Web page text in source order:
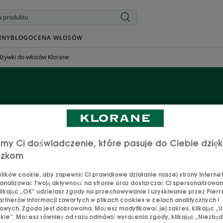
BLOGOCENA WŁOSÓW
do włosów Klorane
do włosów
ułatwią rozczesywanie i sprawiają, że włosy będą
jest ekspresowe, a różnica po zastosowaniu
spełnią wszystkie Twoje potrzeby i sprawią, że
szczęściem!
Ci doświadczenie, które pasuje do Ciebie
cookie, aby zapewnić Ci prawidłowe działanie naszej strony
Twoją aktywność na stronie oraz dostarczać Ci
„OK” udzielasz zgody na przechowywanie i uzyskiwanie przez
informacji zawartych w plikach cookies w celach analitycznych i
Zgoda jest dobrowolna. Możesz modyfikować jej zakres, klikając
Możesz również od razu odmówić wyrażenia zgody, klikając